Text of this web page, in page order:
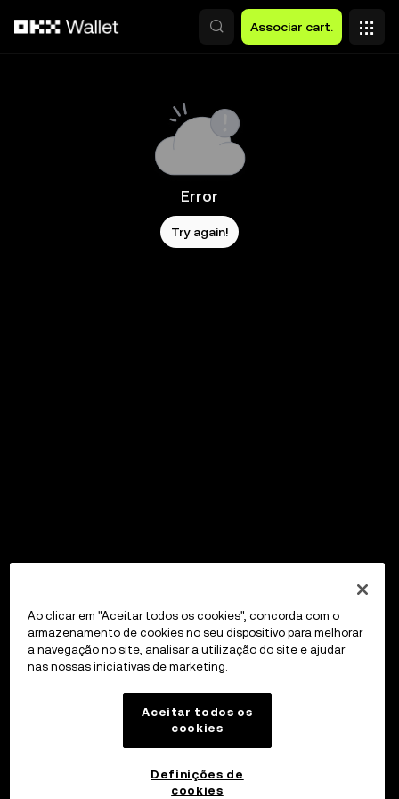
Associar cart.
Error
Try again!
Ao clicar em "Aceitar todos os cookies", concorda com o
armazenamento de cookies no seu dispositivo para melhorar
a navegação no site, analisar a utilização do site e ajudar
nas nossas iniciativas de marketing.
Aceitar todos os
cookies
Definições de
cookies